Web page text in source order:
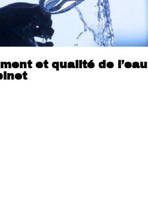
et qualité de l’eau